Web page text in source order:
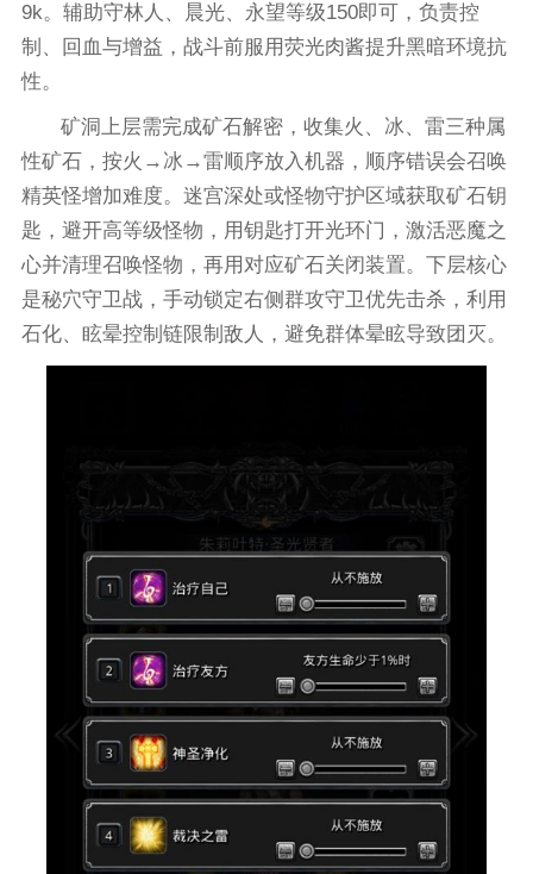
9k。辅助守林人、晨光、永望等级150即可，负责控
制、回血与增益，战斗前服用荧光肉酱提升黑暗环境抗
性。
矿洞上层需完成矿石解密，收集火、冰、雷三种属
性矿石，按火→冰→雷顺序放入机器，顺序错误会召唤
精英怪增加难度。迷宫深处或怪物守护区域获取矿石钥
匙，避开高等级怪物，用钥匙打开光环门，激活恶魔之
心并清理召唤怪物，再用对应矿石关闭装置。下层核心
是秘穴守卫战，手动锁定右侧群攻守卫优先击杀，利用
石化、眩晕控制链限制敌人，避免群体晕眩导致团灭。